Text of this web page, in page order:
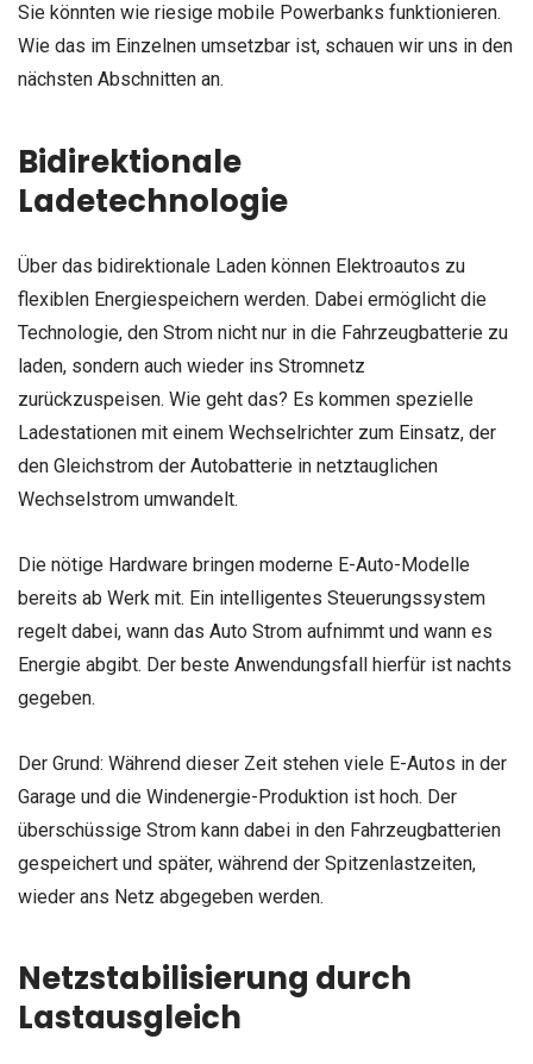
Sie könnten wie riesige mobile Powerbanks funktionieren.
Wie das im Einzelnen umsetzbar ist, schauen wir uns in den
nächsten Abschnitten an.
Bidirektionale
Ladetechnologie
Über das bidirektionale Laden können Elektroautos zu
flexiblen Energiespeichern werden. Dabei ermöglicht die
Technologie, den Strom nicht nur in die Fahrzeugbatterie zu
laden, sondern auch wieder ins Stromnetz
zurückzuspeisen. Wie geht das? Es kommen spezielle
Ladestationen mit einem Wechselrichter zum Einsatz, der
den Gleichstrom der Autobatterie in netztauglichen
Wechselstrom umwandelt.
Die nötige Hardware bringen moderne E-Auto-Modelle
bereits ab Werk mit. Ein intelligentes Steuerungssystem
regelt dabei, wann das Auto Strom aufnimmt und wann es
Energie abgibt. Der beste Anwendungsfall hierfür ist nachts
gegeben.
Der Grund: Während dieser Zeit stehen viele E-Autos in der
Garage und die Windenergie-Produktion ist hoch. Der
überschüssige Strom kann dabei in den Fahrzeugbatterien
gespeichert und später, während der Spitzenlastzeiten,
wieder ans Netz abgegeben werden.
Netzstabilisierung durch
Lastausgleich